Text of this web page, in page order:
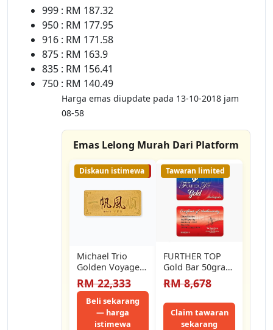
999 : RM 187.32
950 : RM 177.95
916 : RM 171.58
875 : RM 163.9
835 : RM 156.41
750 : RM 140.49
Harga emas diupdate pada 13-10-2018 jam
08-58
Emas Lelong Murah Dari Platform
15% LELONG
Diskaun istimewa
Michael Trio
Golden Voyage
一帆风顺 19g 999
Pure Gold Bar
RM 22,333
Beli sekarang
— harga
istimewa
Tawaran limited
FURTHER TOP
Gold Bar 50gram
Classic 999.9
RM 8,678
Claim tawaran
sekarang